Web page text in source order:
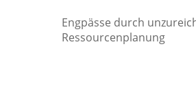
Engpässe durch
Ressourcenplanung